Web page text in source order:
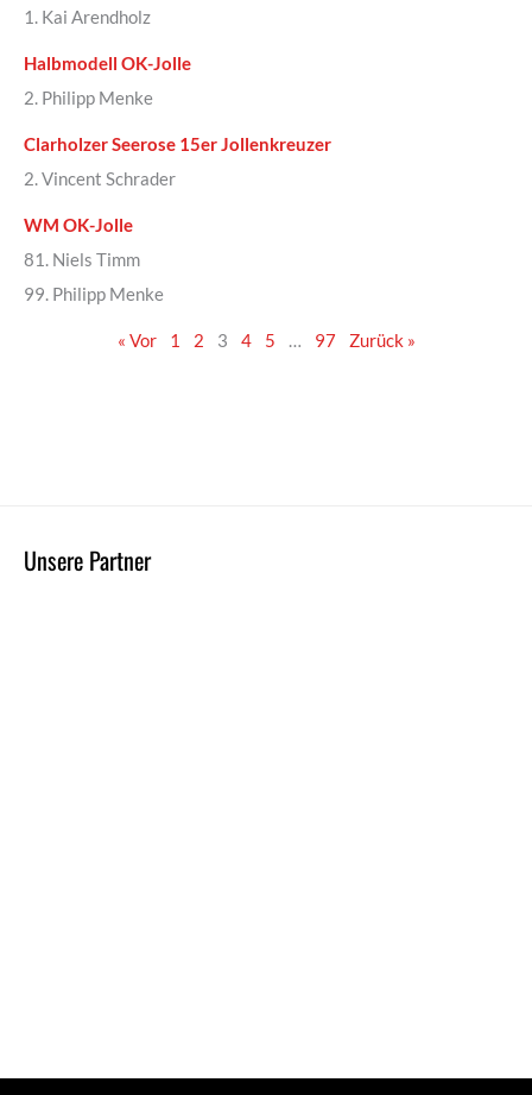
1. Kai Arendholz
Halbmodell OK-Jolle
2. Philipp Menke
Clarholzer Seerose 15er Jollenkreuzer
2. Vincent Schrader
WM OK-Jolle
81. Niels Timm
99. Philipp Menke
« Vor 1 2 3 4 5 … 97 Zurück »
Unsere Partner